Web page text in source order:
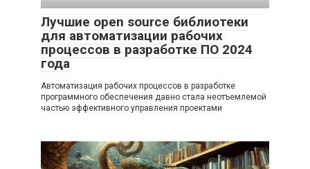
Лучшие open source библиотеки
для автоматизации рабочих
процессов в разработке ПО 2024
года
Автоматизация рабочих процессов в разработке
программного обеспечения давно стала неотъемлемой
частью эффективного управления проектами